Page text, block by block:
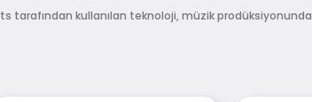
tarafından kullanılan teknoloji, müzik prodüksiyonunda